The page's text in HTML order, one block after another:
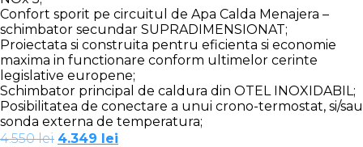
Confort sporit pe circuitul de Apa Calda Menajera –
schimbator secundar SUPRADIMENSIONAT;
Proiectata si construita pentru eficienta si economie
maxima in functionare conform ultimelor cerinte
legislative europene;
Schimbator principal de caldura din OTEL INOXIDABIL;
Posibilitatea de conectare a unui crono-termostat, si/sau
sonda externa de temperatura;
4.550lei Prețul
4.349 lei